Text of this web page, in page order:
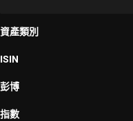
資產類別
ISIN
彭博
指數